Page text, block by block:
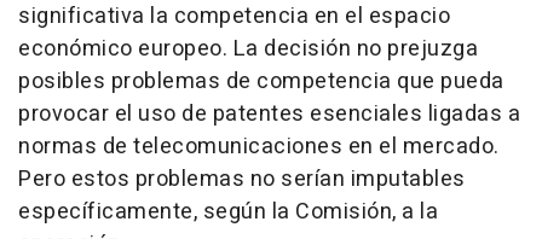
significativa la competencia en el espacio
económico europeo. La decisión no prejuzga
posibles problemas de competencia que pueda
provocar el uso de patentes esenciales ligadas a
normas de telecomunicaciones en el mercado.
Pero estos problemas no serían imputables
específicamente, según la Comisión, a la